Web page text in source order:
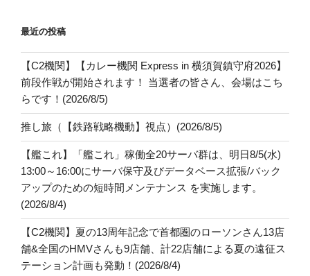
最近の投稿
【C2機関】【カレー機関 Express in 横須賀鎮守府2026】
前段作戦が開始されます！ 当選者の皆さん、会場はこち
らです！(2026/8/5)
推し旅（【鉄路戦略機動】視点）(2026/8/5)
【艦これ】「艦これ」稼働全20サーバ群は、明日8/5(水)
13:00～16:00にサーバ保守及びデータベース拡張/バック
アップのための短時間メンテナンス を実施します。
(2026/8/4)
【C2機関】夏の13周年記念で首都圏のローソンさん13店
舗&全国のHMVさんも9店舗、計22店舗による夏の遠征ス
テーション計画も発動！(2026/8/4)